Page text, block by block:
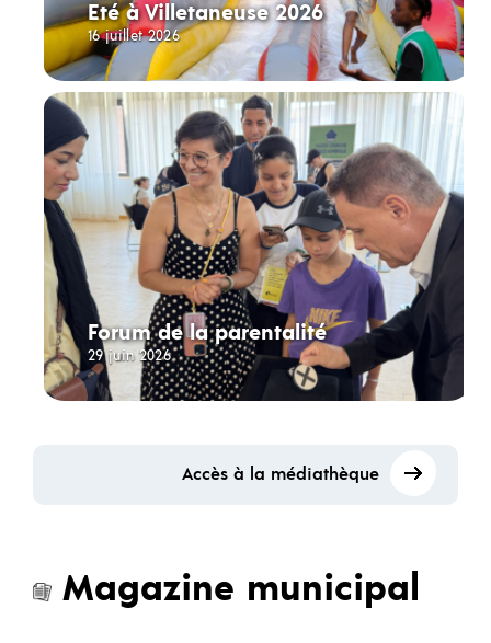
Eté à Villetaneuse 2026
16 juillet 2026
Forum de la parentalité
29 juin 2026
Accès à la médiathèque
Magazine municipal